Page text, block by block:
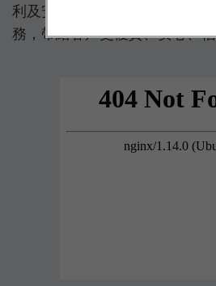
利及安全的方式購買 App，一
務，帶給客戶更優質、安心、